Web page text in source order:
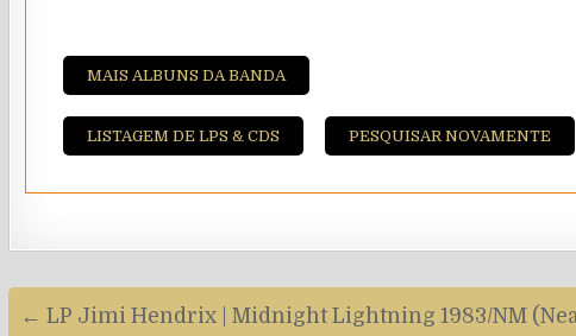
MAIS ALBUNS DA BANDA
LISTAGEM DE LPS & CDS PESQUISAR NOVAMENTE
Navegação
← LP Jimi Hendrix | Midnight Lightning 1983/NM